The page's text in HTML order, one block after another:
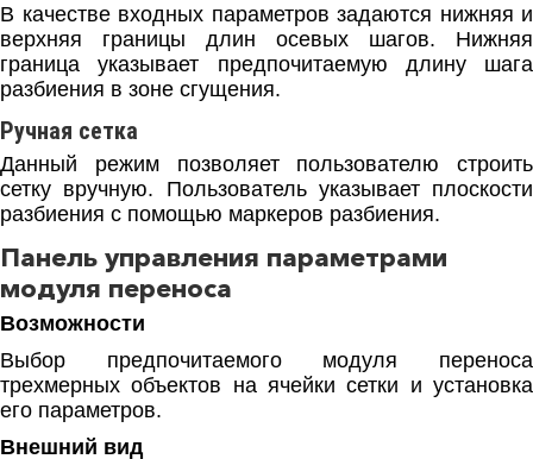
В качестве входных параметров задаются нижняя и
верхняя границы длин осевых шагов. Нижняя
граница указывает предпочитаемую длину шага
разбиения в зоне сгущения.
Ручная сетка
Данный режим позволяет пользователю строить
сетку вручную. Пользователь указывает плоскости
разбиения с помощью маркеров разбиения.
Панель управления параметрами
модуля переноса
Возможности
Выбор предпочитаемого модуля переноса
трехмерных объектов на ячейки сетки и установка
его параметров.
Внешний вид